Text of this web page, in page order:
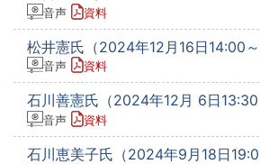
音声 資料
松井憲氏（2024年12月16日14:00～
音声 資料
石川善憲氏（2024年12月 6日13:30
音声 資料
石川恵美子氏（2024年9月18日